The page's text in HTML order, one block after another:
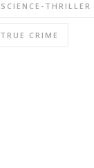
SCIENCE-THRILLER
TRUE CRIME